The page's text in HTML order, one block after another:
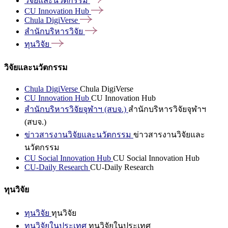
CU Innovation Hub
Chula DigiVerse
สำนักบริหารวิจัย
ทุนวิจัย
วิจัยและนวัตกรรม
Chula DigiVerse Chula DigiVerse
CU Innovation Hub CU Innovation Hub
สำนักบริหารวิจัยจุฬาฯ (สบจ.) สำนักบริหารวิจัยจุฬาฯ
(สบจ.)
ข่าวสารงานวิจัยและนวัตกรรม ข่าวสารงานวิจัยและ
นวัตกรรม
CU Social Innovation Hub CU Social Innovation Hub
CU-Daily Research CU-Daily Research
ทุนวิจัย
ทุนวิจัย ทุนวิจัย
ทุนวิจัยในประเทศ ทุนวิจัยในประเทศ